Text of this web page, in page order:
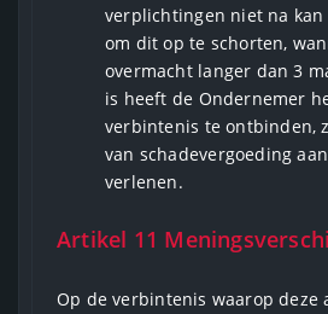
verplichtingen niet na
om dit op te schorten,
overmacht langer dan 3
is heeft de Ondernemer
verbintenis te ontbinden,
van schadevergoeding
verlenen.
Artikel 11
Op de verbintenis waarop deze